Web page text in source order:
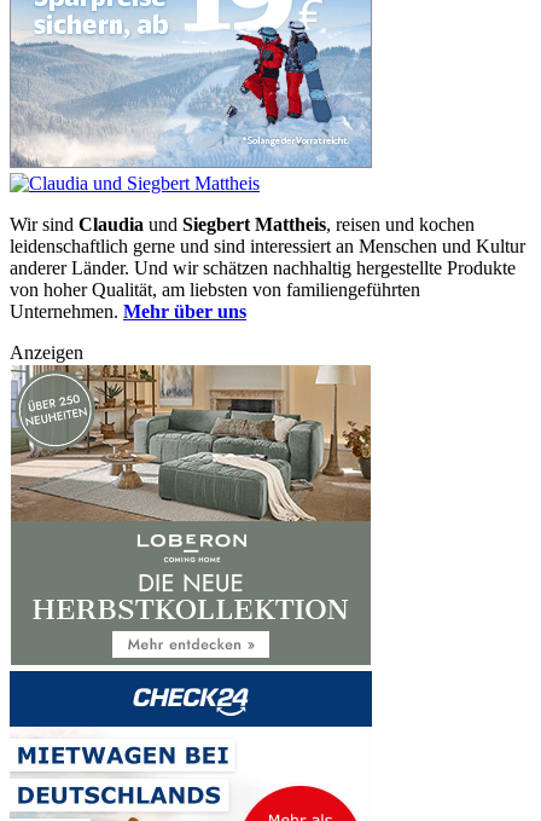
Wir sind Claudia und Siegbert Mattheis, reisen und kochen
leidenschaftlich gerne und sind interessiert an Menschen und Kultur
anderer Länder. Und wir schätzen nachhaltig hergestellte Produkte
von hoher Qualität, am liebsten von familiengeführten
Unternehmen. Mehr über uns
Anzeigen